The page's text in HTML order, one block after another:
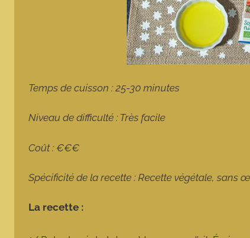
Temps de cuisson : 25-30 minutes
Niveau de difficulté : Très facile
Coût : €€€
Spécificité de la recette : Recette végétale, sans
La recette :